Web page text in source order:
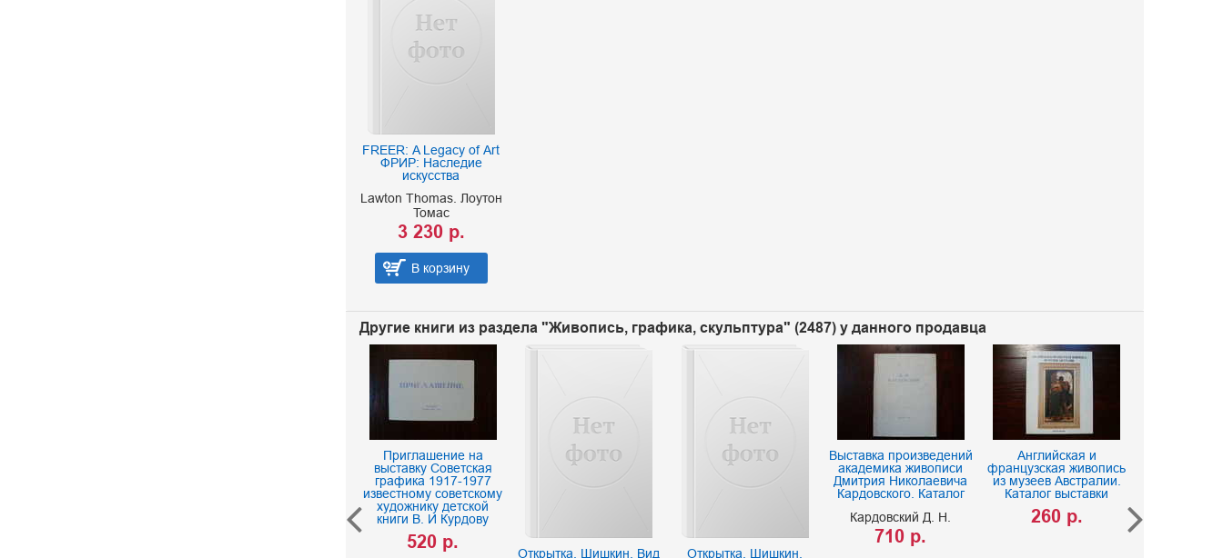
FREER: A Legacy of Art
ФРИР: Наследие
искусства
Lawton Thomas. Лоутон
Томас
3 230 р.
В корзину
Другие книги из раздела "Живопись, графика, скульптура" (2487) у данного продавца
Приглашение на
выставку Советская
графика 1917-1977
известному советскому
художнику детской
книги В. И Курдову
520 р.
Открытка. Шишкин. Вид
Открытка. Шишкин.
Выставка произведений
академика живописи
Дмитрия Николаевича
Кардовского. Каталог
Кардовский Д. Н.
710 р.
Английская и
французская живопись
из музеев Австралии.
Каталог выставки
260 р.